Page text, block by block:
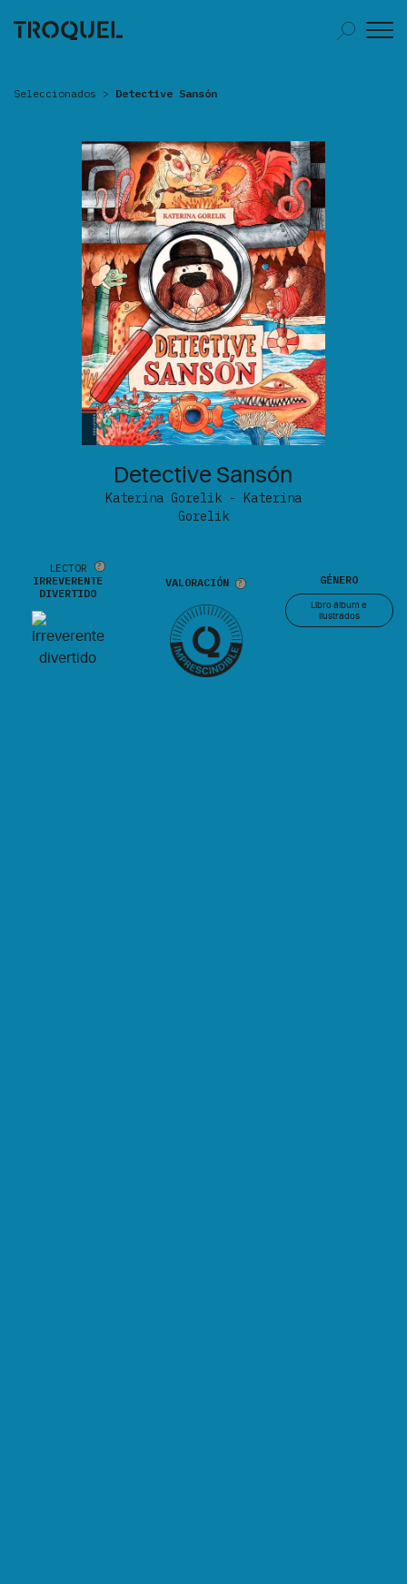
Seleccionados > Detective Sansón
Detective Sansón
Katerina Gorelik - Katerina
Gorelik
LECTOR
IRREVERENTE
DIVERTIDO
VALORACIÓN GÉNERO
Libro álbum e
ilustrados